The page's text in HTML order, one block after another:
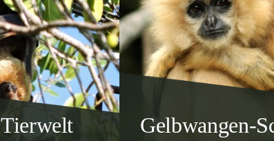
Gelbwangen-